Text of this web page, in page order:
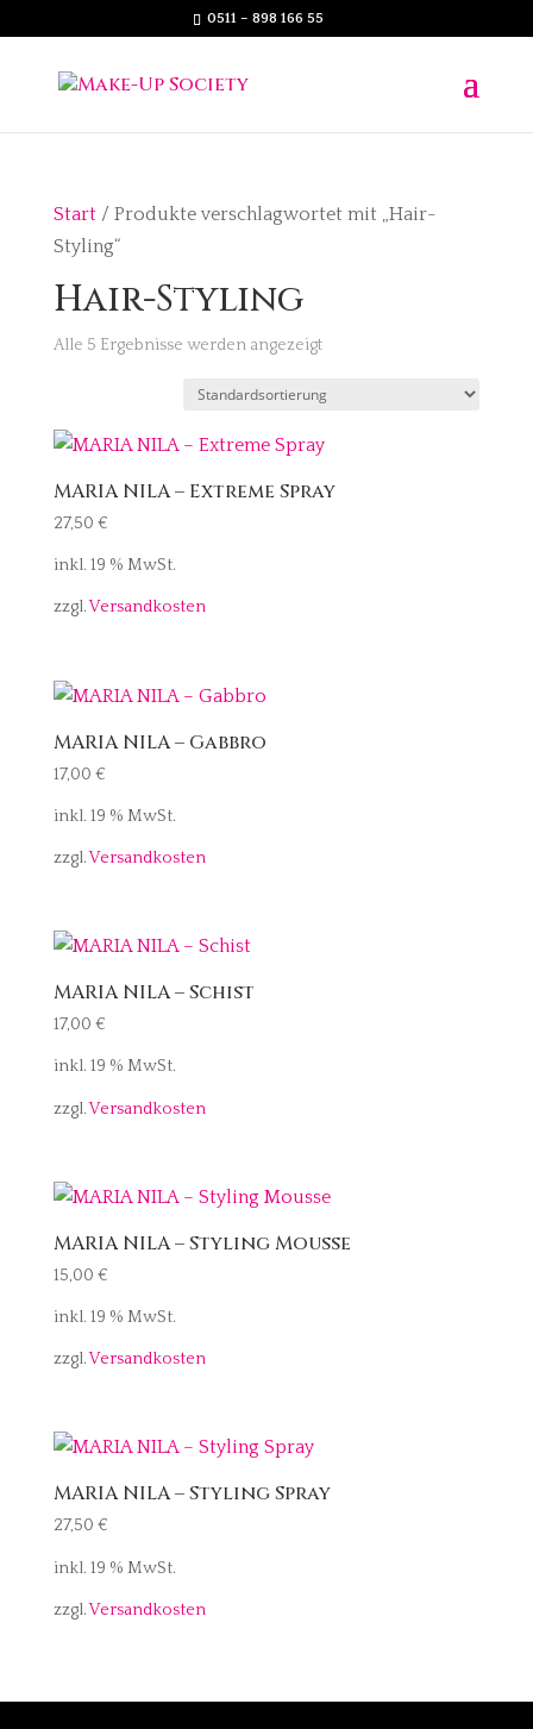
0511 – 898 166 55
Start/ Produkte verschlagwortet mit „Hair-
Styling“
Hair-Styling
Alle 5 Ergebnisse werden angezeigt
MARIA NILA – Extreme Spray
27,50 €
inkl. 19 % MwSt.
zzgl.Versandkosten
MARIA NILA – Gabbro
17,00 €
inkl. 19 % MwSt.
zzgl.Versandkosten
MARIA NILA – Schist
17,00 €
inkl. 19 % MwSt.
zzgl.Versandkosten
MARIA NILA – Styling Mousse
15,00 €
inkl. 19 % MwSt.
zzgl.Versandkosten
MARIA NILA – Styling Spray
27,50 €
inkl. 19 % MwSt.
zzgl.Versandkosten